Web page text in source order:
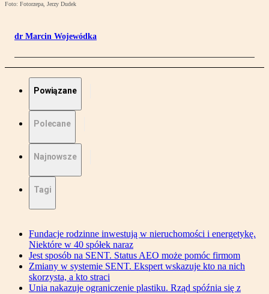
Foto: Fotorzepa, Jerzy Dudek
dr Marcin Wojewódka
Powiązane
Polecane
Najnowsze
Tagi
Fundacje rodzinne inwestują w nieruchomości i energetykę.
Niektóre w 40 spółek naraz
Jest sposób na SENT. Status AEO może pomóc firmom
Zmiany w systemie SENT. Ekspert wskazuje kto na nich
skorzysta, a kto straci
Unia nakazuje ograniczenie plastiku. Rząd spóźnia się z